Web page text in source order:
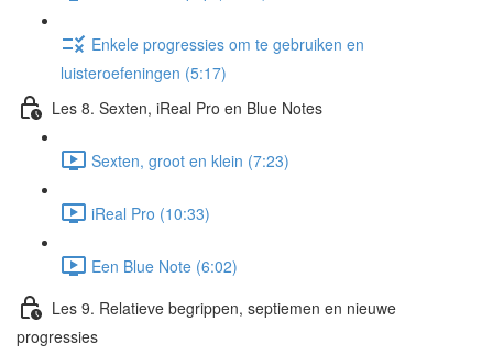
Enkele progressies om te gebruiken en
luisteroefeningen (5:17)
Les 8. Sexten, iReal Pro en Blue Notes
Sexten, groot en klein (7:23)
iReal Pro (10:33)
Een Blue Note (6:02)
Les 9. Relatieve begrippen, septiemen en nieuwe
progressies